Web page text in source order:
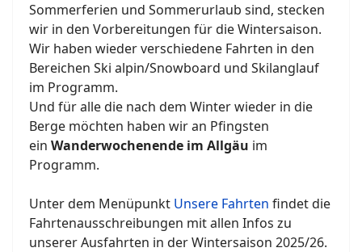
Sommerferien und Sommerurlaub sind, stecken
wir in den Vorbereitungen für die Wintersaison.
Wir haben wieder verschiedene Fahrten in den
Bereichen Ski alpin/Snowboard und Skilanglauf
im Programm.
Und für alle die nach dem Winter wieder in die
Berge möchten haben wir an Pfingsten
ein Wanderwochenende im Allgäu im
Programm.
Unter dem Menüpunkt Unsere Fahrten findet die
Fahrtenausschreibungen mit allen Infos zu
unserer Ausfahrten in der Wintersaison 2025/26.